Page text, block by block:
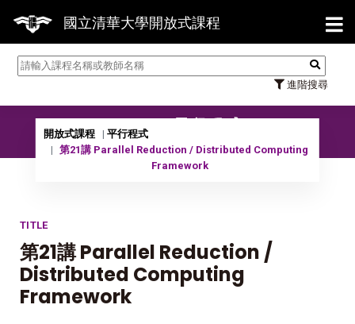
國立清華大學開放式課程
進階搜尋
【7/31】114學年度第
10701 平行程式
開放式課程
平行程式
第21講 Parallel Reduction / Distributed Computing
Framework
TITLE
第21講 Parallel Reduction /
Distributed Computing
Framework